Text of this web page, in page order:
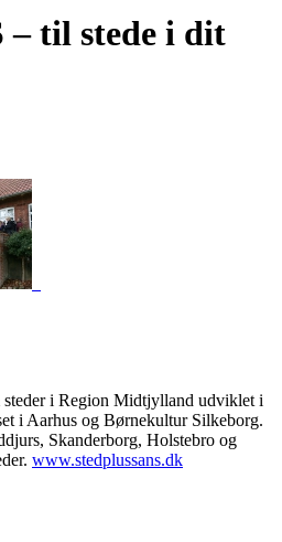
– til stede i dit
i Region Midtjylland udviklet i
i Aarhus og Børnekultur Silkeborg.
Skanderborg, Holstebro og
www.stedplussans.dk